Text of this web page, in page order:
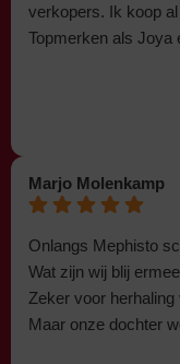
verkopers. Ik koop
Topmerken als Joya
Marjo Molenkamp
Onlangs Mephisto
Wat zijn wij blij
Zeker voor
Maar onze dochter